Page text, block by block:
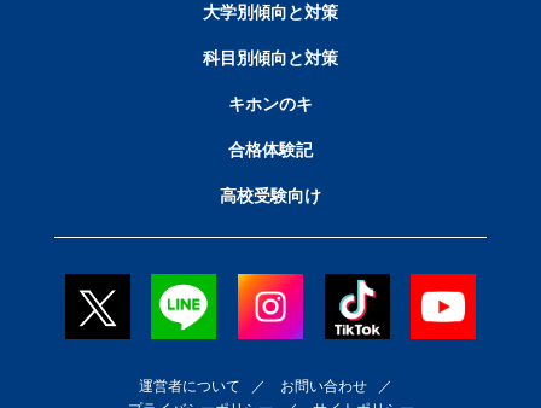
大学別傾向と対策
科目別傾向と対策
キホンのキ
合格体験記
高校受験向け
運営者について ／ お問い合わせ／